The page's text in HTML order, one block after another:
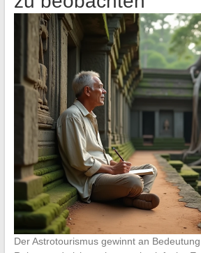
Der Astrotourismus gewinnt an